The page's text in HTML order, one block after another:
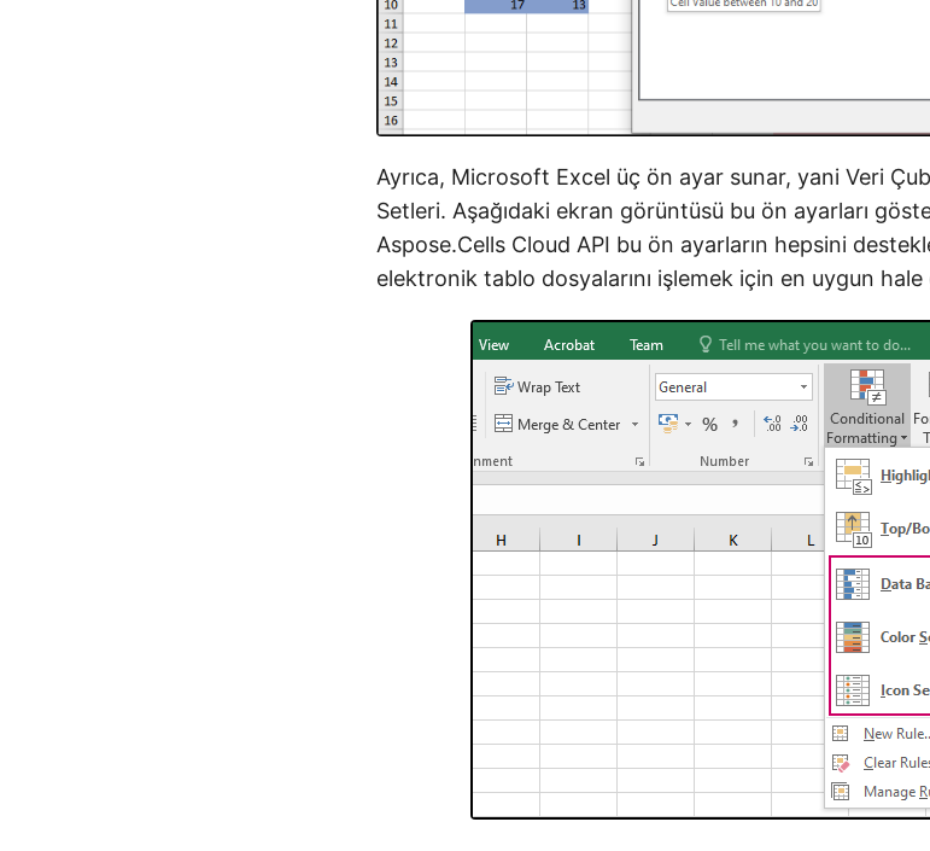
Ayrıca, Microsoft Excel üç ön ayar sunar, yani Veri
Setleri. Aşağıdaki ekran görüntüsü bu ön ayarları
Aspose.Cells Cloud API bu ön ayarların hepsini
elektronik tablo dosyalarını işlemek için en uygun hale